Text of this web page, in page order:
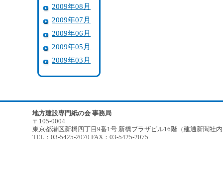
2009年08月
2009年07月
2009年06月
2009年05月
2009年03月
地方建設専門紙の会 事務局
〒105-0004
東京都港区新橋四丁目9番1号 新橋プラザビル16階（建通新聞社
TEL：03-5425-2070 FAX：03-5425-2075